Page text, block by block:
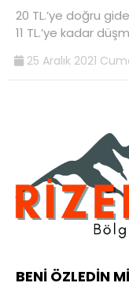
20 TL.’ye doğru
11 TL.’ye kadar
25 Aralık 2021
BENİ ÖZLEDİN